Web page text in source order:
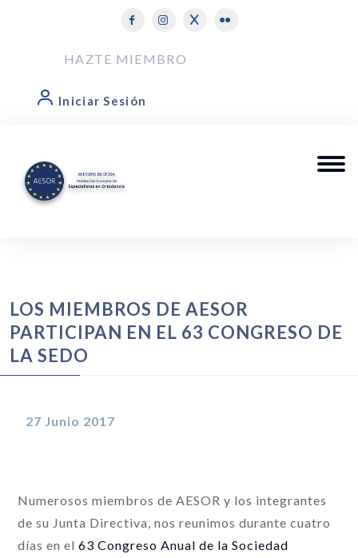
HAZTE MIEMBRO
Iniciar Sesión
LOS MIEMBROS DE AESOR
PARTICIPAN EN EL 63 CONGRESO DE
LA SEDO
27 Junio 2017
Numerosos miembros de AESOR y los integrantes
de su Junta Directiva, nos reunimos durante cuatro
días en el 63 Congreso Anual de la Sociedad